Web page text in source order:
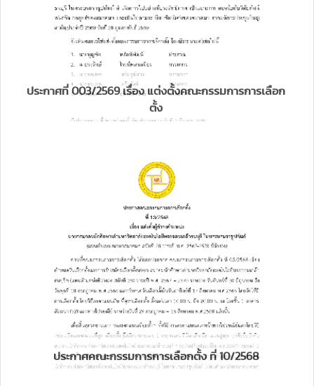
ประกาศที่ 003/2569 เรื่อง แต่งตั้งคณะกรรมการการเลือก
ตั้ง
ประกาศคณะกรรมการการเลือกตั้ง ที่ 10/2568